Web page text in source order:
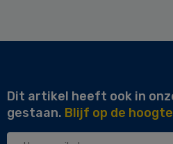
Dit artikel heeft ook in
gestaan. Blijf op de
Uw